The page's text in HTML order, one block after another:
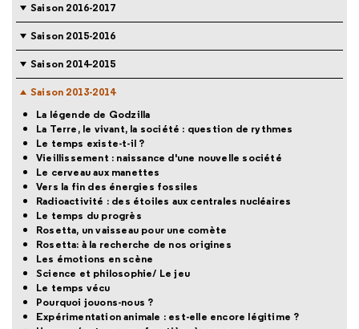
Saison 2016-2017
Saison 2015-2016
Saison 2014-2015
Saison 2013-2014
La légende de Godzilla
La Terre, le vivant, la société : question de rythmes
Le temps existe-t-il ?
Vieillissement : naissance d'une nouvelle société
Le cerveau aux manettes
Vers la fin des énergies fossiles
Radioactivité : des étoiles aux centrales nucléaires
Le temps du progrès
Rosetta, un vaisseau pour une comète
Rosetta: à la recherche de nos origines
Les émotions en scène
Science et philosophie/ Le jeu
Le temps vécu
Pourquoi jouons-nous ?
Expérimentation animale : est-elle encore légitime ?